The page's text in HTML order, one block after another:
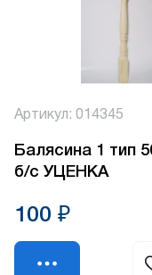
Артикул: 014345
Балясина 1 тип
б/с УЦЕНКА
100 ₽